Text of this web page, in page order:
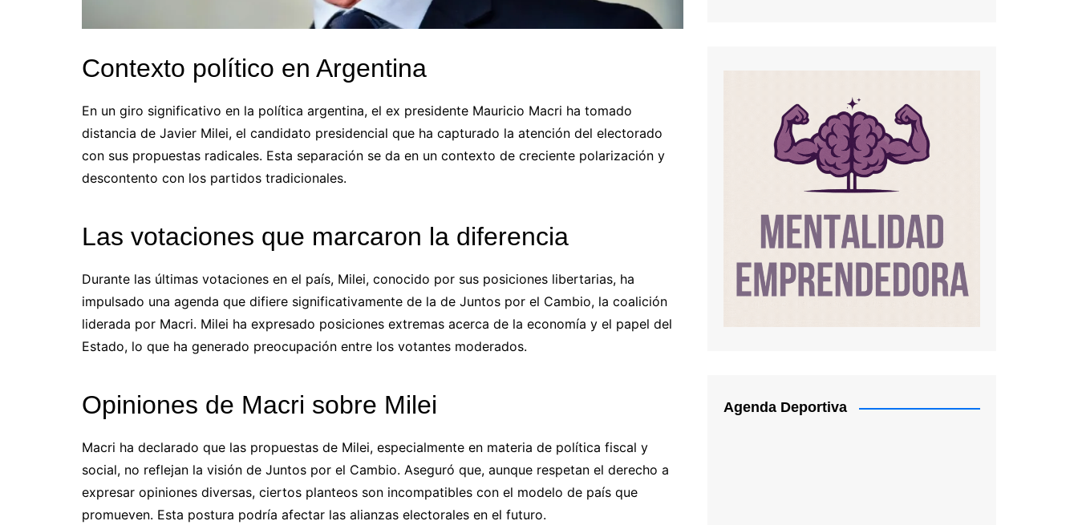
Contexto político en Argentina
En un giro significativo en la política argentina, el ex presidente Mauricio Macri ha tomado
distancia de Javier Milei, el candidato presidencial que ha capturado la atención del electorado
con sus propuestas radicales. Esta separación se da en un contexto de creciente polarización y
descontento con los partidos tradicionales.
Las votaciones que marcaron la diferencia
Durante las últimas votaciones en el país, Milei, conocido por sus posiciones libertarias, ha
impulsado una agenda que difiere significativamente de la de Juntos por el Cambio, la coalición
liderada por Macri. Milei ha expresado posiciones extremas acerca de la economía y el papel del
Estado, lo que ha generado preocupación entre los votantes moderados.
Opiniones de Macri sobre Milei
Macri ha declarado que las propuestas de Milei, especialmente en materia de política fiscal y
social, no reflejan la visión de Juntos por el Cambio. Aseguró que, aunque respetan el derecho a
expresar opiniones diversas, ciertos planteos son incompatibles con el modelo de país que
promueven. Esta postura podría afectar las alianzas electorales en el futuro.
Agenda Deportiva